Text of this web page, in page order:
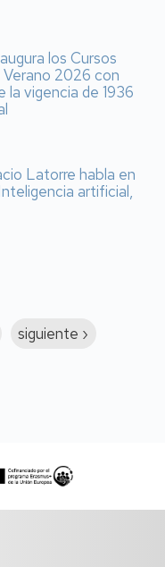
los Cursos
Verano 2026 con
la vigencia de 1936
Latorre habla en
artificial,
Siguiente
siguiente ›